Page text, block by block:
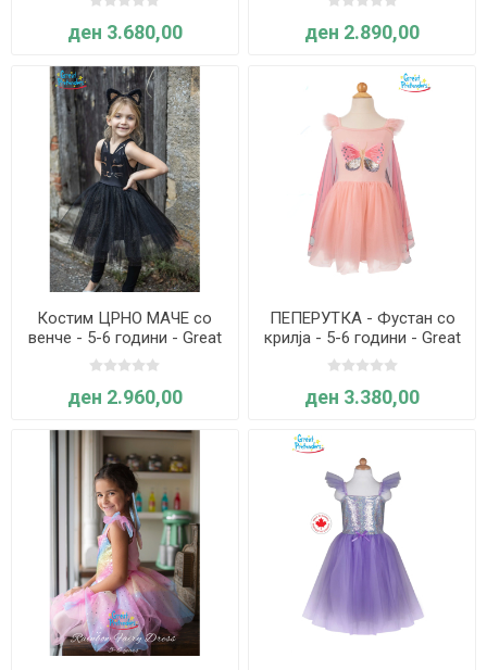
ден 3.680,00 ден 2.890,00
Костим ЦРНО МАЧЕ со
венче - 5-6 години - Great
Pretenders
ден 2.960,00
ПЕПЕРУТКА - Фустан со
крилја - 5-6 години - Great
Pretenders
ден 3.380,00